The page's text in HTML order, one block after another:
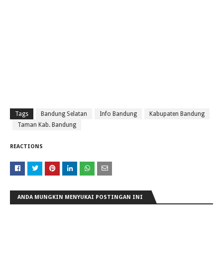
Tags Bandung Selatan Info Bandung
Kabupaten Bandung
Taman Kab. Bandung
REACTIONS
ANDA MUNGKIN MENYUKAI POSTINGAN INI